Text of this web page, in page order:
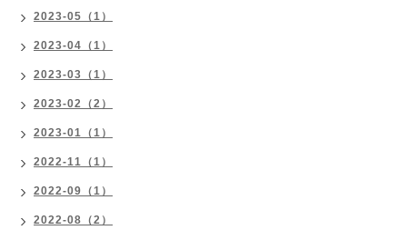
2023-05（1）
2023-04（1）
2023-03（1）
2023-02（2）
2023-01（1）
2022-11（1）
2022-09（1）
2022-08（2）